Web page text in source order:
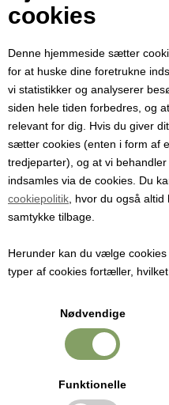
cookies
Denne hjemmeside sætter
for at huske dine foretrukne
vi statistikker og analyserer
siden hele tiden forbedres, og
relevant for dig. Hvis du giver
sætter cookies (enten i form af
tredjeparter), og at vi
indsamles via de cookies. Du
cookiepolitik , hvor du også
samtykke tilbage.
Herunder kan du vælge
typer af cookies fortæller,
Nødvendige
Funktionelle
Modtager e-mail
Besked